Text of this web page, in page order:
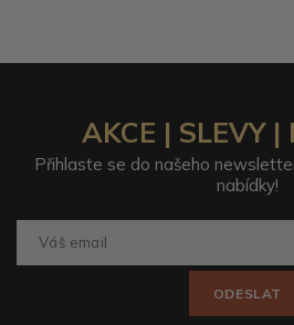
AKCE | SLEVY |
Přihlaste se do našeho
nabídky!
ODESLAT